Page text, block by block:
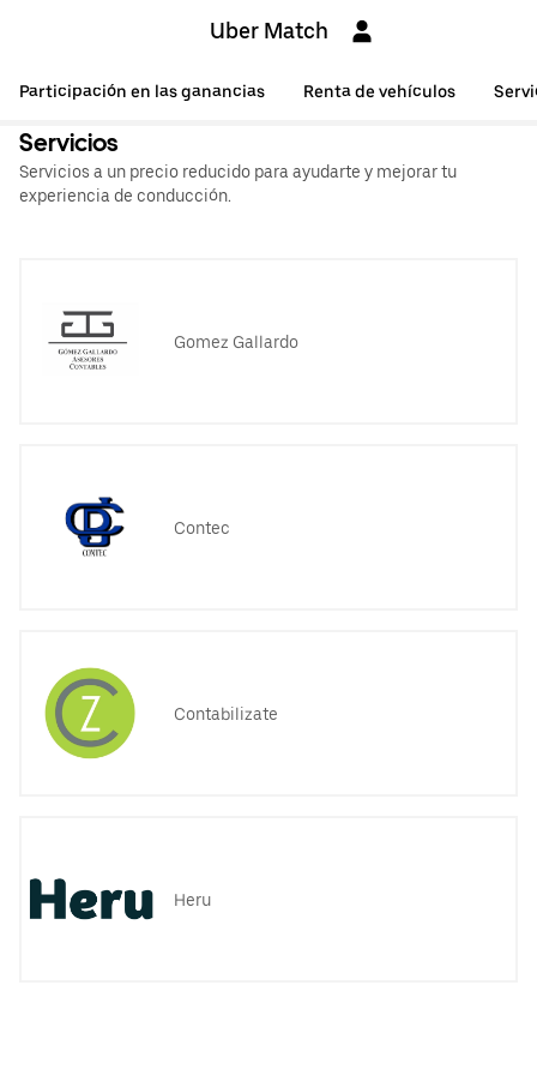
Uber Match
Participación en las ganancias Renta de vehículos
Servicios
Servicios a un precio reducido para ayudarte y mejorar tu
experiencia de conducción.
Gomez Gallardo
Contec
Contabilizate
Heru